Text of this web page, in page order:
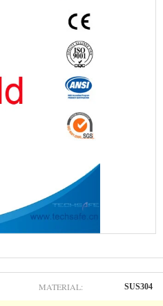
MATERIAL: SUS304